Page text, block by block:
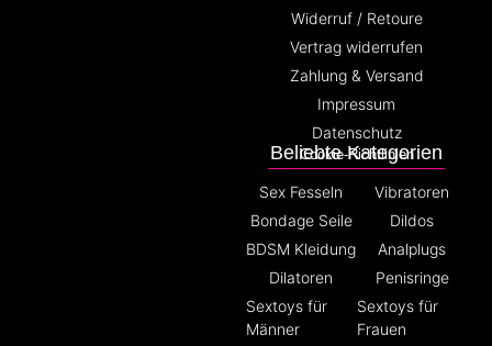
Beliebte Kategorien
Sex Fesseln
Bondage Seile
BDSM Kleidung
Dilatoren
Sextoys für
Männer
Vibratoren
Dildos
Analplugs
Penisringe
Sextoys für
Frauen
Widerruf / Retoure
Vertrag widerrufen
Zahlung & Versand
Impressum
Datenschutz
Cookie-Richtlinien